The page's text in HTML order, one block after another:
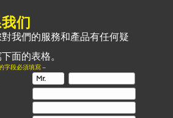
们
我們的服務和產品有任何疑
面的表格。
字段必須填寫 –